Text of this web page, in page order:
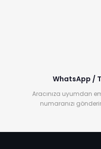
WhatsApp /
Aracınıza uyumdan
numaranızı